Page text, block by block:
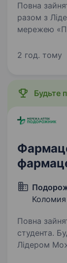
Повна зайнятість. Будуй
разом з
мережею
в Україні,
2 год. тому
Будьте
Коломия
Повна
студента. Будуй кар'єру в фармації разом з
Лідером